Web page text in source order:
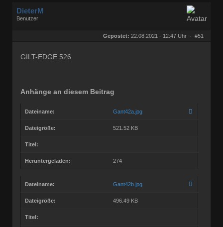
DieterM
Benutzer
Gepostet: 22.08.2021 - 12:47 Uhr · #51
GILT-EDGE 526
Anhänge an diesem Beitrag
Dateiname: Gant42a.jpg
Dateigröße: 521.52 KB
Titel:
Heruntergeladen: 274
Dateiname: Gant42b.jpg
Dateigröße: 496.49 KB
Titel: